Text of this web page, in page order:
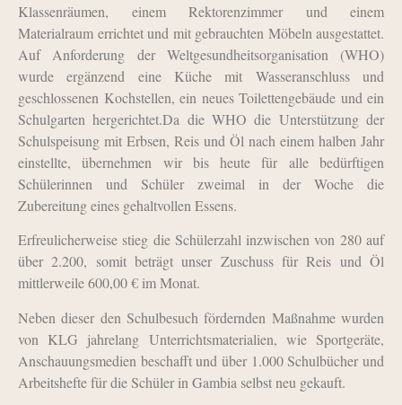
Klassenräumen, einem Rektorenzimmer und einem
Materialraum errichtet und mit gebrauchten Möbeln ausgestattet.
Auf Anforderung der Weltgesundheitsorganisation (WHO)
wurde ergänzend eine Küche mit Wasseranschluss und
geschlossenen Kochstellen, ein neues Toilettengebäude und ein
Schulgarten hergerichtet.Da die WHO die Unterstützung der
Schulspeisung mit Erbsen, Reis und Öl nach einem halben Jahr
einstellte, übernehmen wir bis heute für alle bedürftigen
Schülerinnen und Schüler zweimal in der Woche die
Zubereitung eines gehaltvollen Essens.
Erfreulicherweise stieg die Schülerzahl inzwischen von 280 auf
über 2.200, somit beträgt unser Zuschuss für Reis und Öl
mittlerweile 600,00 € im Monat.
Neben dieser den Schulbesuch fördernden Maßnahme wurden
von KLG jahrelang Unterrichtsmaterialien, wie Sportgeräte,
Anschauungsmedien beschafft und über 1.000 Schulbücher und
Arbeitshefte für die Schüler in Gambia selbst neu gekauft.